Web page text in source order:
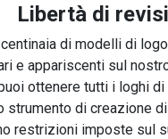
Libertà di
di modelli di
e appariscenti sul
ottenere tutti i loghi
strumento di creazione
restrizioni imposte sul